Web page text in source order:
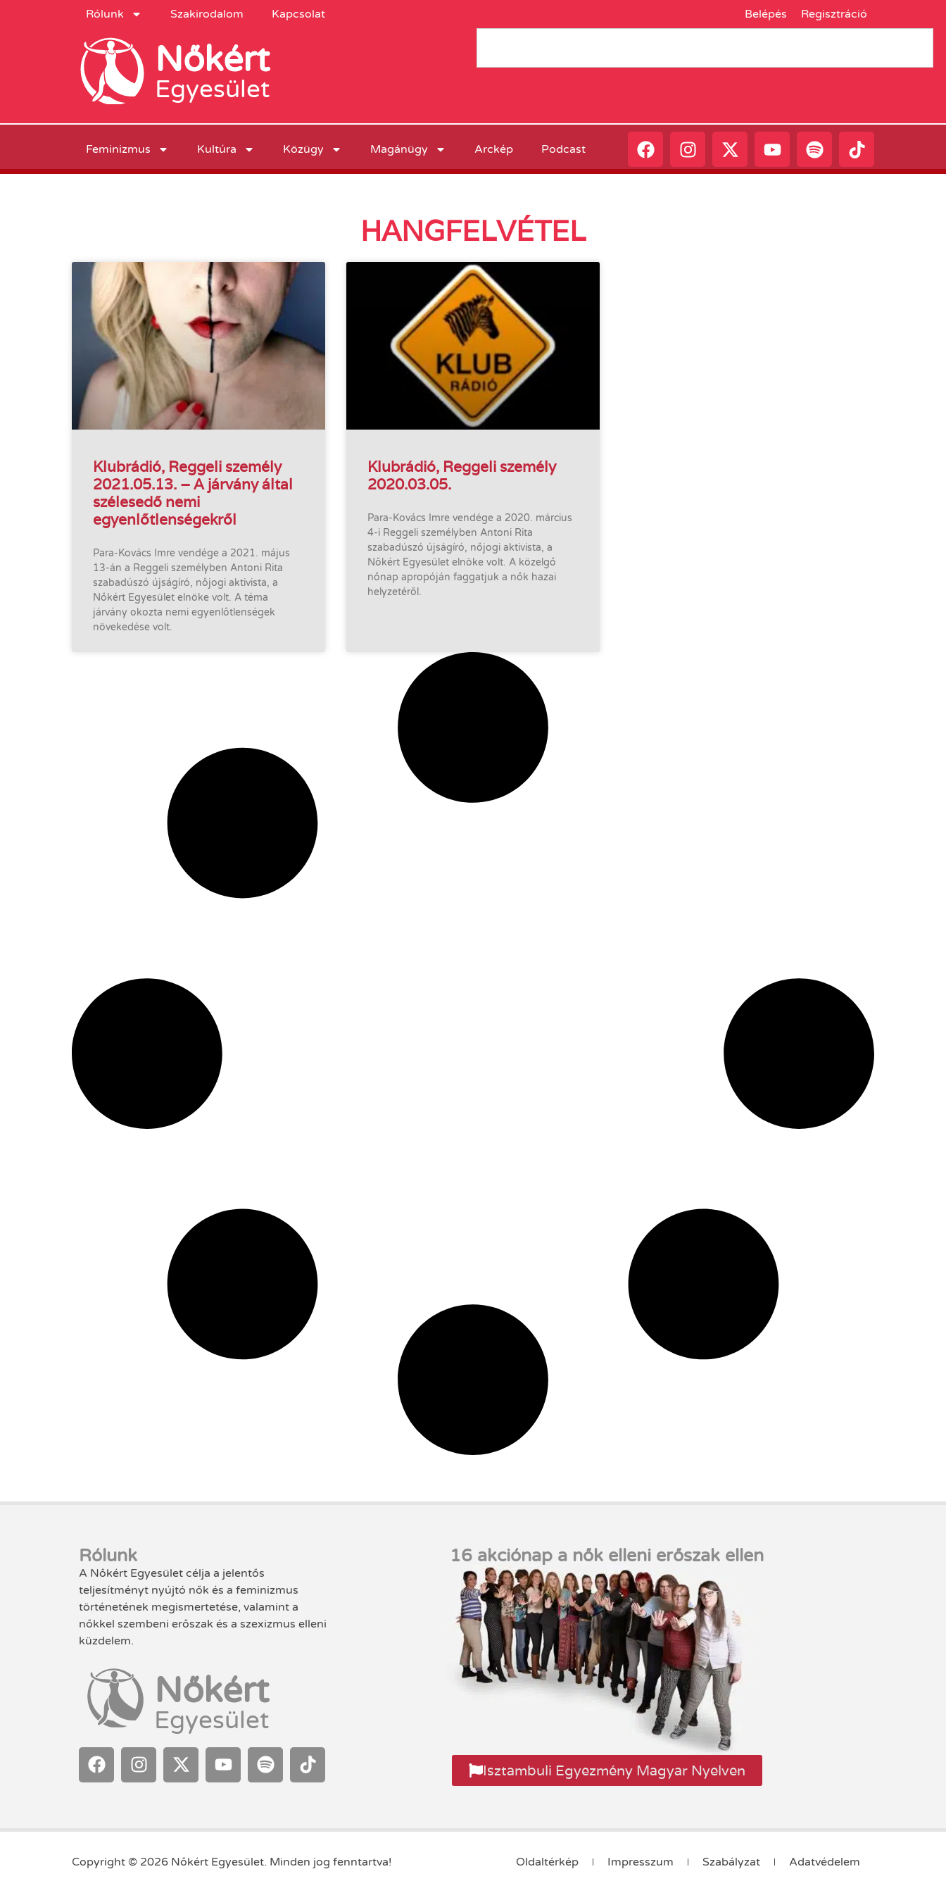
Rólunk Szakirodalom Kapcsolat Belépés Regisztráció
Nőkért
Egyesület
Feminizmus Kultúra Közügy Magánügy Arckép Podcast
HANGFELVÉTEL
Klubrádió, Reggeli személy
2021.05.13. – A járvány által
szélesedő nemi
egyenlőtlenségekről
Para-Kovács Imre vendége a 2021. május
13-án a Reggeli személyben Antoni Rita
szabadúszó újságíró, nőjogi aktivista, a
Nőkért Egyesület elnöke volt. A téma
járvány okozta nemi egyenlőtlenségek
növekedése volt.
Klubrádió, Reggeli személy
2020.03.05.
Para-Kovács Imre vendége a 2020. március
4-i Reggeli személyben Antoni Rita
szabadúszó újságíró, nőjogi aktivista, a
Nőkért Egyesület elnöke volt. A közelgő
nőnap apropóján faggatjuk a nők hazai
helyzetéről.
Rólunk
A Nőkért Egyesület célja a jelentős
teljesítményt nyújtó nők és a feminizmus
történetének megismertetése, valamint a
nőkkel szembeni erőszak és a szexizmus elleni
küzdelem.
Nőkért
Egyesület
16 akciónap a nők elleni erőszak ellen
Isztambuli Egyezmény Magyar Nyelven
Copyright © 2026 Nőkért Egyesület. Minden jog fenntartva! Oldaltérkép Impresszum Szabályzat Adatvédelem